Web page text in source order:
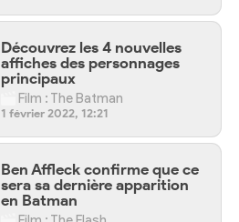
Découvrez les 4 nouvelles
affiches des personnages
principaux
Film : The Batman
1 février 2022, 12:21
Ben Affleck confirme que ce
sera sa dernière apparition
en Batman